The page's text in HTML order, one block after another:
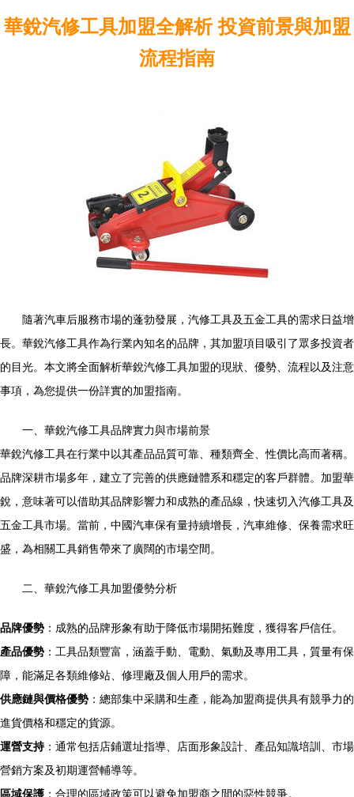
華銳汽修工具加盟全解析 投資前景與加盟
流程指南
隨著汽車后服務市場的蓬勃發展，汽修工具及五金工具的需求日益增
長。華銳汽修工具作為行業內知名的品牌，其加盟項目吸引了眾多投資者
的目光。本文將全面解析華銳汽修工具加盟的現狀、優勢、流程以及注意
事項，為您提供一份詳實的加盟指南。
一、華銳汽修工具品牌實力與市場前景
華銳汽修工具在行業中以其產品品質可靠、種類齊全、性價比高而著稱。
品牌深耕市場多年，建立了完善的供應鏈體系和穩定的客戶群體。加盟華
銳，意味著可以借助其品牌影響力和成熟的產品線，快速切入汽修工具及
五金工具市場。當前，中國汽車保有量持續增長，汽車維修、保養需求旺
盛，為相關工具銷售帶來了廣闊的市場空間。
二、華銳汽修工具加盟優勢分析
品牌優勢 ：成熟的品牌形象有助于降低市場開拓難度，獲得客戶信任。
產品優勢 ：工具品類豐富，涵蓋手動、電動、氣動及專用工具，質量有保
障，能滿足各類維修站、修理廠及個人用戶的需求。
供應鏈與價格優勢 ：總部集中采購和生產，能為加盟商提供具有競爭力的
進貨價格和穩定的貨源。
運營支持：通常包括店鋪選址指導、店面形象設計、產品知識培訓、市場
營銷方案及初期運營輔導等。
區域保護 ：合理的區域政策可以避免加盟商之間的惡性競爭。